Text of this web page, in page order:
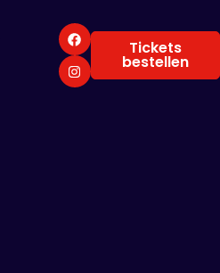
Tickets
bestellen